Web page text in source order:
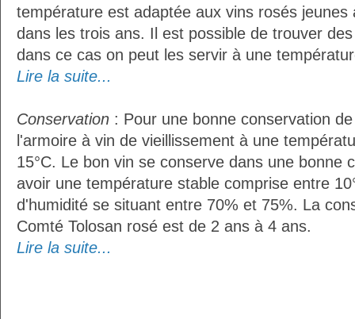
température est adaptée aux vins rosés jeunes
dans les trois ans. Il est possible de trouver
dans ce cas on peut les servir à une
Lire la suite...
Conservation : Pour une bonne conservation
l'armoire à vin de vieillissement à une
15°C. Le bon vin se conserve dans une bonne
avoir une température stable comprise entre
d'humidité se situant entre 70% et 75%. La
Comté Tolosan rosé est de 2 ans à 4 ans.
Lire la suite...